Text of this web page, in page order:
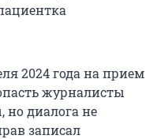
2024 года на прием
журналисты
диалога не
записал